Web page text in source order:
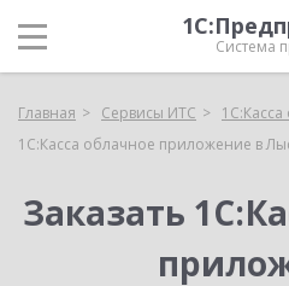
Система
Главная Сервисы ИТС
1С:Касса облачное приложение в
Заказать